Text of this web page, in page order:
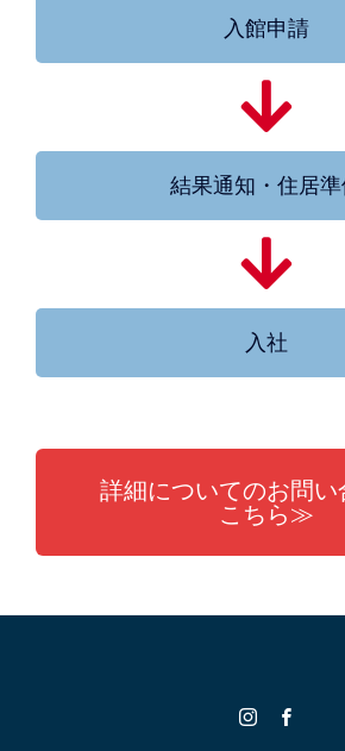
入館申請
結果通知・住居
入社
詳細についてのお問い
こちら≫